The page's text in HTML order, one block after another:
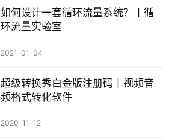
如何设计一套循环流量系统？丨循
环流量实验室
2021-01-04
超级转换秀白金版注册码丨视频音
频格式转化软件
2020-11-12